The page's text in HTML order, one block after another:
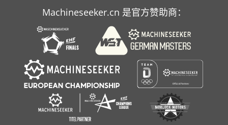
Machineseeker.cn 是官方赞助商：